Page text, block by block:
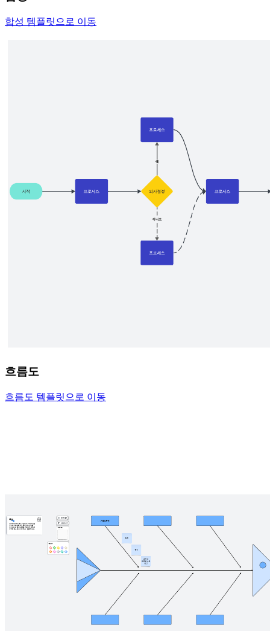
합성 템플릿으로 이동
흐름도
흐름도 템플릿으로 이동